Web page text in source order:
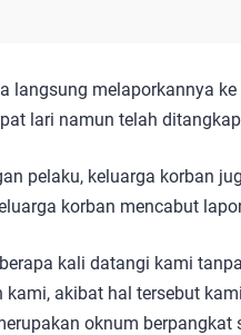
langsung melaporkannya
lari namun telah
pelaku, keluarga korban
korban mencabut
kali datangi kami
kami, akibat hal tersebut
oknum berpangkat